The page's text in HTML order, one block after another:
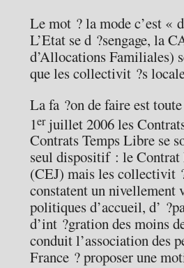
Le mot ? la mode c’est «
L’Etat se d ?sengage, la
d’Allocations Familiales)
que les collectivit ?s
La fa ?on de faire est
1erjuillet 2006 les
Contrats Temps Libre se
seul dispositif : le Contrat
(CEJ) mais les collectivit
constatent un nivellement
politiques d’accueil, d’
d’int ?gration des moins
conduit l’association des
France ? proposer une